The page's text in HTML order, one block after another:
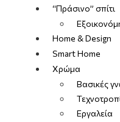
“Πράσινο” σπίτι
Home & Design
Smart Home
Χρώμα
Βασικές
Εργαλεία